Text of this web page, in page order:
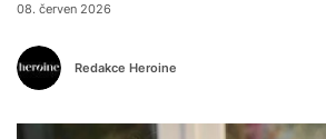
Redakce Heroine
08. červen 2026